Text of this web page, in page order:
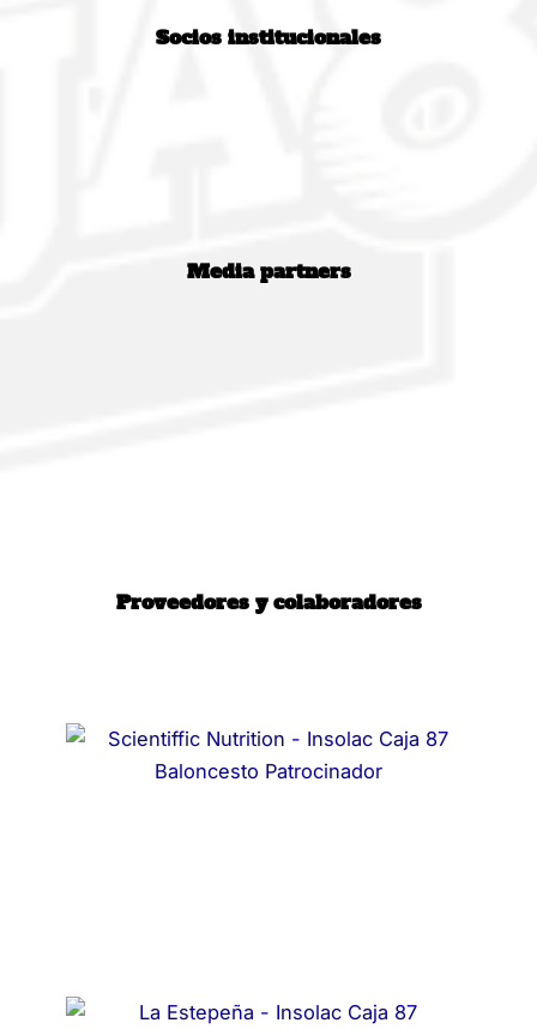
Socios institucionales
Media partners
Proveedores y colaboradores